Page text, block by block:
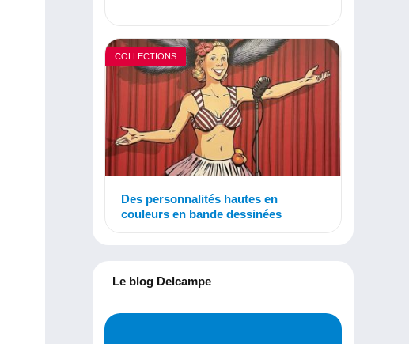
COLLECTIONS
Des personnalités hautes en
couleurs en bande dessinées
Le blog Delcampe